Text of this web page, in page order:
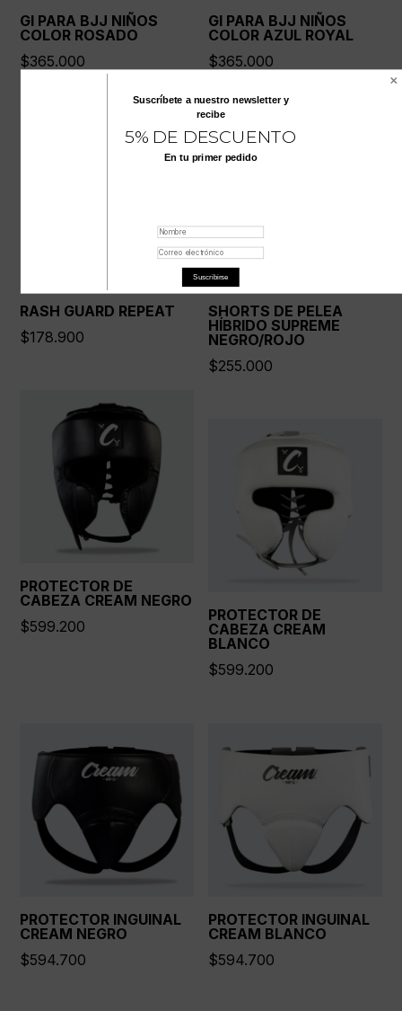
GI PARA BJJ NIÑOS
COLOR ROSADO
$365.000
GI PARA BJJ NIÑOS
COLOR AZUL ROYAL
$365.000
RASH GUARD REPEAT
$178.900
SHORTS DE PELEA
HÍBRIDO SUPREME
NEGRO/ROJO
$255.000
PROTECTOR DE
CABEZA CREAM NEGRO
$599.200
PROTECTOR DE
CABEZA CREAM
BLANCO
$599.200
PROTECTOR INGUINAL
CREAM NEGRO
$594.700
PROTECTOR INGUINAL
CREAM BLANCO
$594.700
Suscríbete a nuestro newslettery
recibe
5% DE DESCUENTO
En tu primer pedido
Suscribirse